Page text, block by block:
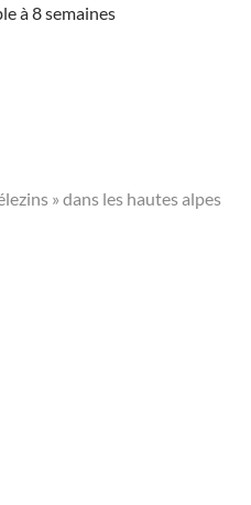
à 8 semaines
» dans les hautes alpes